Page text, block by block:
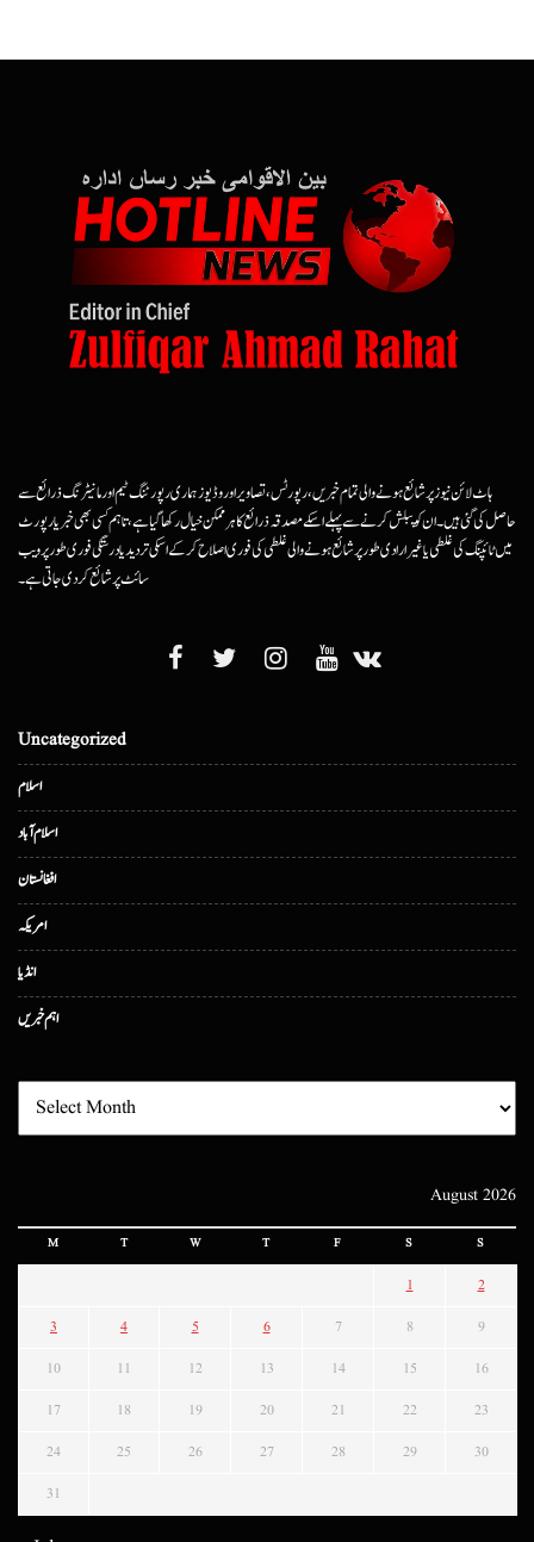
ہاٹ لائن نیوز پر شائع ہونے والی تمام خبریں، رپورٹس، تصاویر اور وڈیوز ہماری رپورٹنگ ٹیم اور مانیٹرنگ ذرائع سے
حاصل کی گئی ہیں۔ ان کو پبلش کرنے سے پہلے اسکے مصدقہ ذرائع کا ہرممکن خیال رکھا گیا ہے، تاہم کسی بھی خبر یا رپورٹ
میں ٹائپنگ کی غلطی یا غیرارادی طور پر شائع ہونے والی غلطی کی فوری اصلاح کرکے اسکی تردید یا درستگی فوری طور پر ویب
سائٹ پر شائع کردی جاتی ہے۔
Uncategorized
اسلام
اسلام آباد
افغانستان
امریکہ
انڈیا
اہم خبریں
August 2026
M T W T F S S
1 2
3 4 5 6 7 8 9
10 11 12 13 14 15 16
17 18 19 20 21 22 23
24 25 26 27 28 29 30
31